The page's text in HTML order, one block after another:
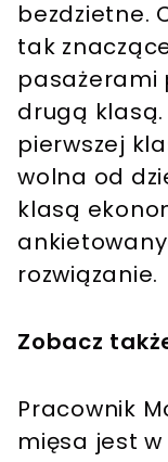
bezdzietne.
tak
pasażerami
drugą klasą.
pierwszej
wolna od
klasą
rozwiązanie.
Zobacz
Pracownik
mięsa jest